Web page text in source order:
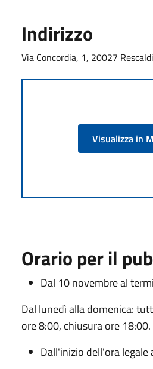
Indirizzo
Via Concordia, 1, 20027
Visualizza in
Orario per il
Dal 10 novembre al
Dal lunedì alla domenica:
ore 8:00, chiusura ore 18:00.
Dall'inizio dell'ora legale